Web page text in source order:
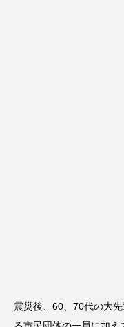
震災後、60、70代の大